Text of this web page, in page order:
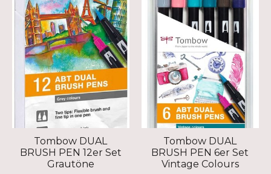
Tombow DUAL
BRUSH PEN 12er Set
Grautöne
Tombow DUAL
BRUSH PEN 6er Set
Vintage Colours